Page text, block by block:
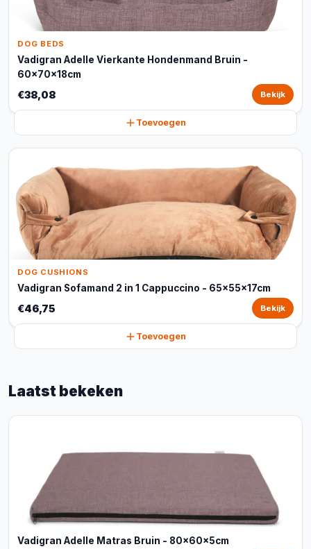
DOG BEDS
Vadigran Adelle Vierkante Hondenmand Bruin -
60x70x18cm
€38,08 Bekijk
Toevoegen
DOG CUSHIONS
Vadigran Sofamand 2 in 1 Cappuccino - 65x55x17cm
€46,75 Bekijk
Toevoegen
Laatst bekeken
Vadigran Adelle Matras Bruin - 80x60x5cm